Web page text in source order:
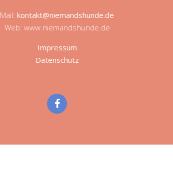
Mail: kontakt@niemandshunde.de
Web: www.niemandshunde.de
Impressum
Datenschutz